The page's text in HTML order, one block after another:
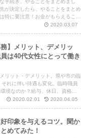
手続き、やることをまとめまし
が決定したら、やることをまとめ
特に要注意！お金がもらえること
ら是非よんで下さい。2020.03.07
】メリット、デメリッ
は40代女性にとって働き
リット・デメリット。県や市の臨
れに伴い待遇も変化。臨時職員
境なのか？給与、休日、資格、
なること全部お伝えします。
2020.02.01 2020.04.05
印象を与えるコツ。聞か
めてみた！